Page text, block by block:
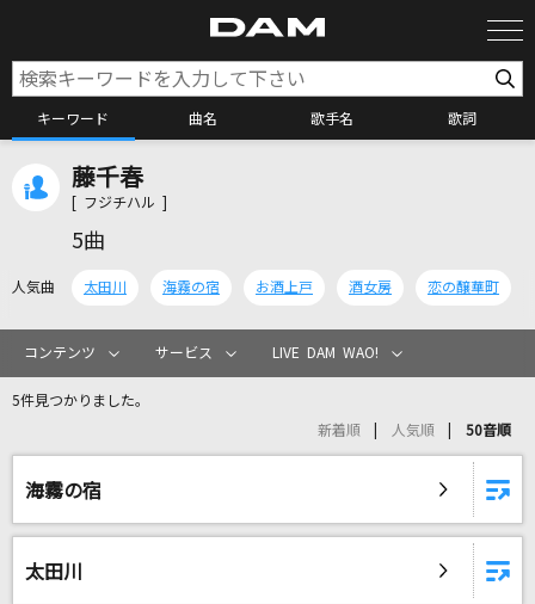
キーワード 曲名 歌手名 歌詞
カラオケリクエスト
サクラループ
Chevon
藤千春
[ フジチハル ]
5曲
人気曲 太田川 海霧の宿 お酒上戸 酒女房 恋の醸華町
コンテンツ サービス LIVE DAM WAO!
5件見つかりました。
新着順 人気順 50音順
海霧の宿
太田川